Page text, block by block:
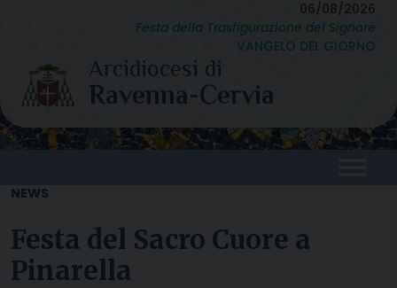
content
06/08/2026
Festa della Trasfigurazione del Signore
VANGELO DEL GIORNO
NEWS
Festa del Sacro Cuore a
Pinarella